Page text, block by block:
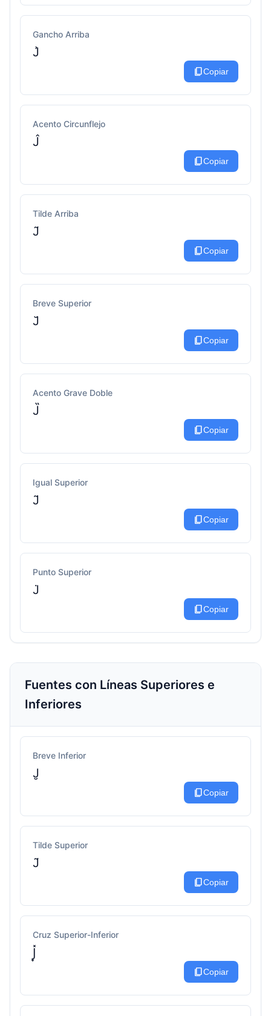
Gancho Arriba
J̉
content_copyCopiar
Acento Circunflejo
Ĵ
content_copyCopiar
Tilde Arriba
J̃
content_copyCopiar
Breve Superior
J̆
content_copyCopiar
Acento Grave Doble
J̏
content_copyCopiar
Igual Superior
J͂
content_copyCopiar
Punto Superior
J̇
content_copyCopiar
Fuentes con Líneas Superiores e
Inferiores
Breve Inferior
J̮
content_copyCopiar
Tilde Superior
J̃
content_copyCopiar
Cruz Superior-Inferior
J̟̽
content_copyCopiar